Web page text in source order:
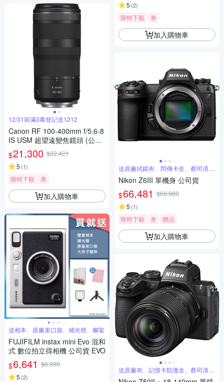
12/31前滿3萬登記送1212
Canon RF 100-400mm f/5.6-8
IS USM 超望遠變焦鏡頭 (公司
貨)
$21,300 $22,421
5 (1)
限時下殺 券
加入購物車
送相本、原廠束口袋、補光燈、腳架
FUJIFILM instax mini Evo 混和
式 數位拍立得相機 公司貨 EVO
$6,641 $6,990
5 (2)
5 (2)
限時下殺 券
加入購物車
送原廠拭鏡布、閃傳卡盒、蔡司清潔
組
Nikon Z6III 單機身 公司貨
$66,481 $69,980
5 (1)
限時下殺 券 贈品
加入購物車
送原廠布、記憶卡防護盒、蔡司清潔
噴霧組